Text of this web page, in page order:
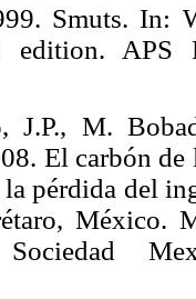
Smuts. In:
edition. APS
J.P., M.
El carbón
pérdida del
México.
Sociedad